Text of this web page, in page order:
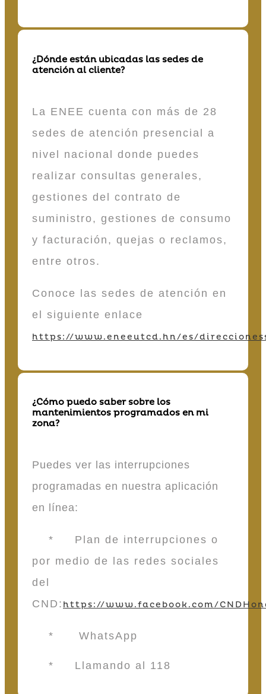
¿Dónde están ubicadas las sedes de
atención al cliente?
La ENEE cuenta con más de 28
sedes de atención presencial a
nivel nacional donde puedes
realizar consultas generales,
gestiones del contrato de
suministro, gestiones de consumo
y facturación, quejas o reclamos,
entre otros.
Conoce las sedes de atención en
el siguiente enlace
https://www.eneeutcd.hn/es/
¿Cómo puedo saber sobre los
mantenimientos programados en mi
zona?
Puedes ver las interrupciones
programadas en nuestra aplicación
en línea:
* Plan de interrupciones o
por medio de las redes sociales
del
CND: https://www.facebook.com/
* WhatsApp
* Llamando al 118